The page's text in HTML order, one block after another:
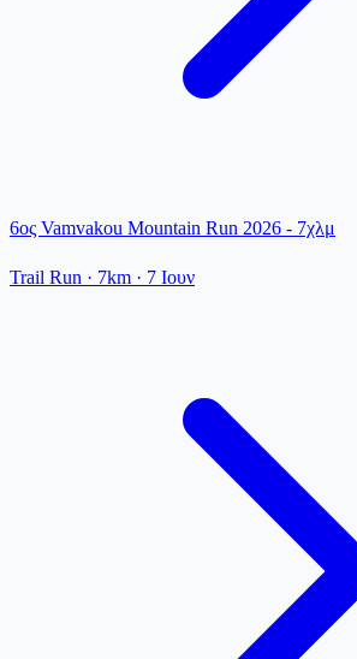
6ος Vamvakou Mountain Run 2026 - 7χλμ
Trail Run · 7km · 7 Ιουν